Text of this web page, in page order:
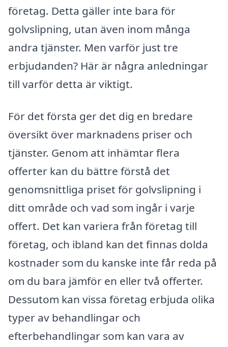
företag. Detta gäller inte bara för
golvslipning, utan även inom många
andra tjänster. Men varför just tre
erbjudanden? Här är några anledningar
till varför detta är viktigt.
För det första ger det dig en bredare
översikt över marknadens priser och
tjänster. Genom att inhämtar flera
offerter kan du bättre förstå det
genomsnittliga priset för golvslipning i
ditt område och vad som ingår i varje
offert. Det kan variera från företag till
företag, och ibland kan det finnas dolda
kostnader som du kanske inte får reda på
om du bara jämför en eller två offerter.
Dessutom kan vissa företag erbjuda olika
typer av behandlingar och
efterbehandlingar som kan vara av